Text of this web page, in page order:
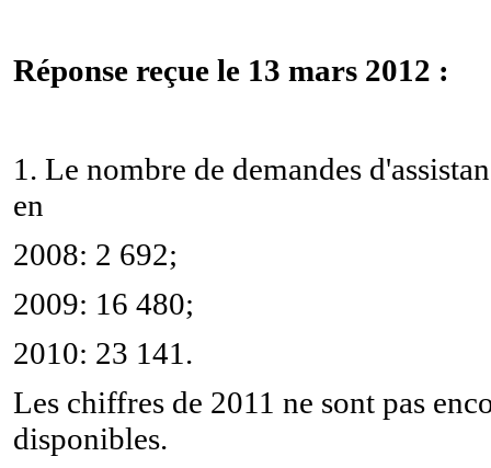
Réponse reçue le 13 mars 2012 :
1. Le nombre de demandes
en
2008: 2 692;
2009: 16 480;
2010: 23 141.
Les chiffres de 2011 ne sont pas
disponibles.